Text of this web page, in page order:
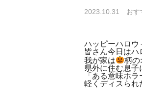
2023.10.31 おす
ハッピーハロウ
皆さん今日は
我が家は
柄の
県外に住む息子
「ある意味ホ
軽くディスられ